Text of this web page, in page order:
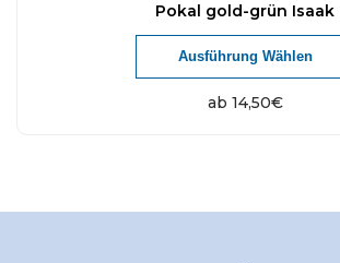
Pokal gold-grün Isaak
ab 14,50€
Ausführung Wählen